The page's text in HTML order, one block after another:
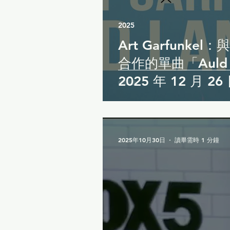
Art Garfunkel：
合作的單曲「
2025 年 12 月 26
2025
2025年10月30日 讀畢需時 1 分鐘